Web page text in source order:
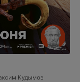
Кудымов